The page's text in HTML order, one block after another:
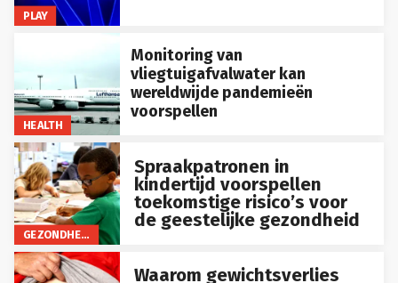
PLAY
HEALTH
Monitoring van
vliegtuigafvalwater kan
wereldwijde pandemieën
voorspellen
GEZONDHEID
Spraakpatronen in
kindertijd voorspellen
toekomstige risico’s voor
de geestelijke gezondheid
Waarom gewichtsverlies